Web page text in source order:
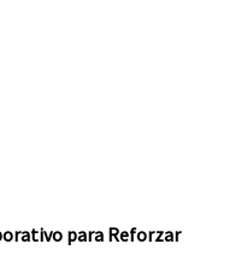
para Reforzar